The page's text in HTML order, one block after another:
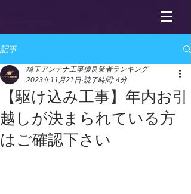
記事
【駆け込み工事】年内お引
越しが決まられている方
はご確認下さい
埼玉アンテナ工事優良業者ランキング
2023年11月21日 読了時間: 4分